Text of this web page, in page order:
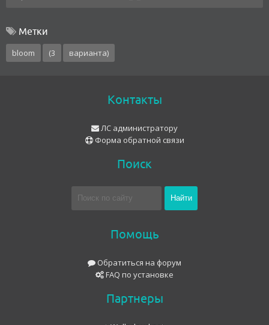
Метки
bloom (3 варианта)
Контакты
ЛС администратору
Форма обратной связи
Поиск
Помощь
Обратиться на форум
FAQ по установке
Партнеры